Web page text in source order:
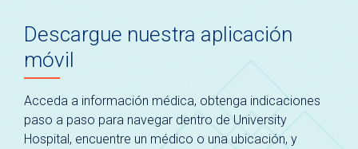
Descargue nuestra aplicación
móvil
Acceda a información médica, obtenga indicaciones
paso a paso para navegar dentro de University
Hospital, encuentre un médico o una ubicación, y